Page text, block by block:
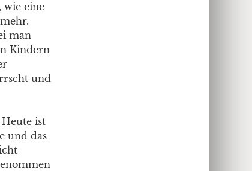
wie eine
man
Kindern
und
ist
und das